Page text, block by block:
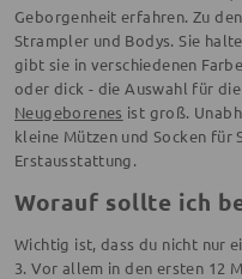
Geborgenheit erfahren. Zu
Strampler und Bodys. Sie
gibt sie in verschiedenen
oder dick - die Auswahl für die
Neugeborenes ist groß.
kleine Mützen und Socken
Erstausstattung.
Worauf sollte ich
Wichtig ist, dass du nicht nur
3. Vor allem in den ersten 12